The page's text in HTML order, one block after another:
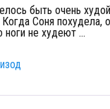
быть очень
Соня похудела,
ноги не худеют ...